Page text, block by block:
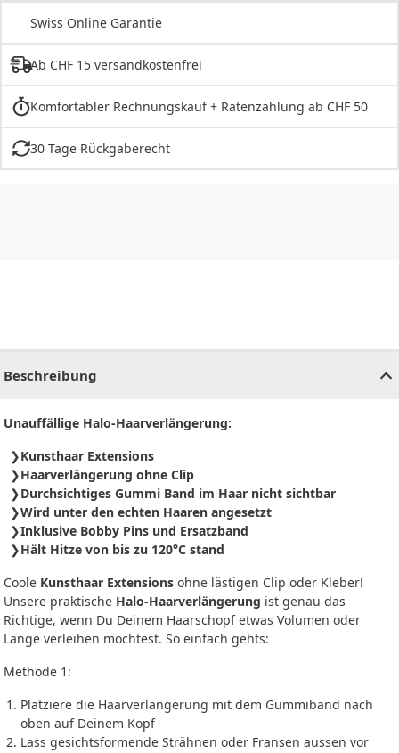
Swiss Online Garantie
Ab CHF 15 versandkostenfrei
Komfortabler Rechnungskauf + Ratenzahlung ab CHF 50
30 Tage Rückgaberecht
Beschreibung
Unauffällige Halo-Haarverlängerung:
Kunsthaar Extensions
Haarverlängerung ohne Clip
Durchsichtiges Gummi Band im Haar nicht sichtbar
Wird unter den echten Haaren angesetzt
Inklusive Bobby Pins und Ersatzband
Hält Hitze von bis zu 120°C stand
Coole Kunsthaar Extensions ohne lästigen Clip oder Kleber!
Unsere praktische Halo-Haarverlängerung ist genau das
Richtige, wenn Du Deinem Haarschopf etwas Volumen oder
Länge verleihen möchtest. So einfach gehts:
Methode 1:
Platziere die Haarverlängerung mit dem Gummiband nach
oben auf Deinem Kopf
Lass gesichtsformende Strähnen oder Fransen aussen vor